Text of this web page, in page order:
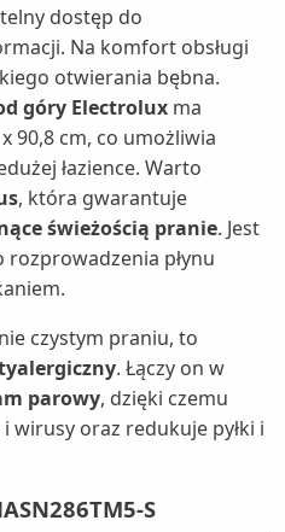
dostęp do
Na komfort obsługi
otwierania bębna.
góry Electrolux ma
90,8 cm, co umożliwia
łazience. Warto
, która gwarantuje
świeżością pranie. Jest
płynu
czystym praniu, to
. Łączy on w
parowy, dzięki czemu
wirusy oraz redukuje pyłki i
S